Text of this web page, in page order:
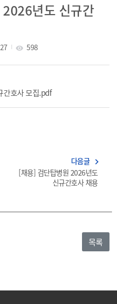
년도 신규간
visibility 598
간호사 모집.pdf
다음글 navigate_next
[채용] 검단탑병원 2026년도
신규간호사 채용
목록